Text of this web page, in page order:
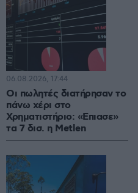
Οι πωλητές διατήρησαν το
πάνω χέρι στο
Χρηματιστήριο: «Επιασε»
τα 7 δισ. η Metlen
06.08.2026, 17:44